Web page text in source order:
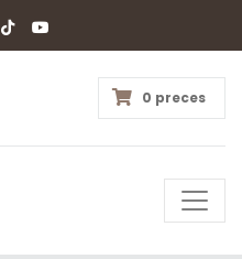
0 preces